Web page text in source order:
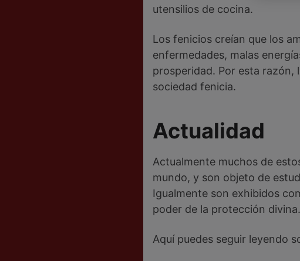
utensilios de cocina.
Los fenicios creían que los
enfermedades, malas
prosperidad. Por esta razón,
sociedad fenicia.
Actualidad
Actualmente muchos de
mundo, y son objeto de
Igualmente son exhibidos
poder de la protección divina.
Aquí puedes seguir leyendo